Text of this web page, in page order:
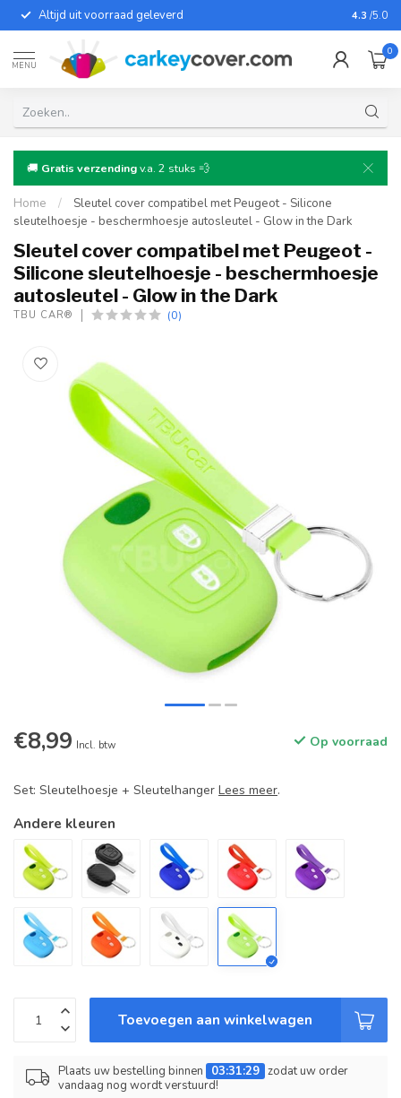
Altijd uit voorraad geleverd Voor
4.3 /5.0
MENU
0
🚚 Gratis verzendingv.a. 2 stuks 💨
Home /
Sleutel cover compatibel met Peugeot - Silicone
sleutelhoesje - beschermhoesje autosleutel - Glow in the Dark
Sleutel cover compatibel met Peugeot -
Silicone sleutelhoesje - beschermhoesje
autosleutel - Glow in the Dark
TBU CAR® (0)
€8,99 Incl. btw Op voorraad
Set: Sleutelhoesje + Sleutelhanger Lees meer.
Andere kleuren
Toevoegen aan winkelwagen
Plaats uw bestelling binnen 03:31:29 zodat uw order
vandaag nog wordt verstuurd!